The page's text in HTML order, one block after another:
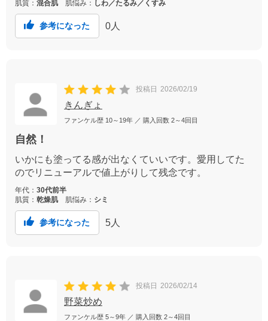
肌質： 混合肌 肌悩み： しわ／たるみ／くすみ
参考になった 0 人
投稿日 2026/02/19
きんぎょ
ファンケル歴 10～19年 ／ 購入回数 2～4回目
自然！
いかにも塗ってる感が出なくていいです。愛用してた
のでリニューアルで値上がりして残念です。
年代： 30代前半
肌質： 乾燥肌 肌悩み： シミ
参考になった 5 人
投稿日 2026/02/14
野菜炒め
ファンケル歴 5～9年 ／ 購入回数 2～4回目